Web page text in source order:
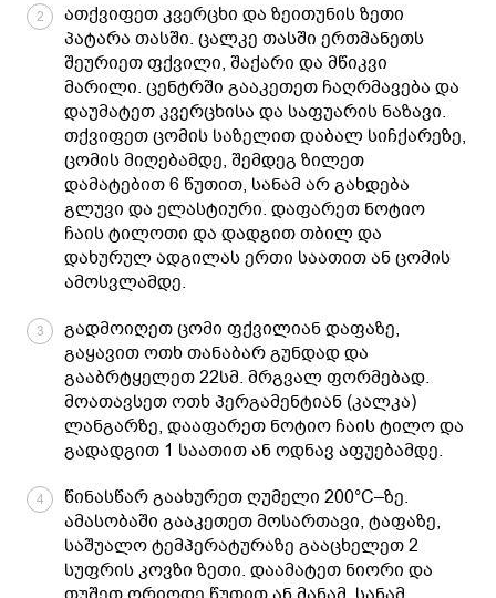
2
ათქვიფეთ კვერცხი და ზეითუნის ზეთი
პატარა თასში. ცალკე თასში ერთმანეთს
შეურიეთ ფქვილი, შაქარი და მწიკვი
მარილი. ცენტრში გააკეთეთ ჩაღრმავება და
დაუმატეთ კვერცხისა და საფუარის ნაზავი.
თქვიფეთ ცომის საზელით დაბალ სიჩქარეზე,
ცომის მიღებამდე, შემდეგ ზილეთ
დამატებით 6 წუთით, სანამ არ გახდება
გლუვი და ელასტიური. დაფარეთ ნოტიო
ჩაის ტილოთი და დადგით თბილ და
დახურულ ადგილას ერთი საათით ან ცომის
ამოსვლამდე.
3
გადმოიღეთ ცომი ფქვილიან დაფაზე,
გაყავით ოთხ თანაბარ გუნდად და
გააბრტყელეთ 22სმ. მრგვალ ფორმებად.
მოათავსეთ ოთხ პერგამენტიან (კალკა)
ლანგარზე, დააფარეთ ნოტიო ჩაის ტილო და
გადადგით 1 საათით ან ოდნავ აფუებამდე.
4
წინასწარ გაახურეთ ღუმელი 200°C–ზე.
ამასობაში გააკეთეთ მოსართავი, ტაფაზე,
საშუალო ტემპერატურაზე გააცხელეთ 2
სუფრის კოვზი ზეთი. დაამატეთ ნიორი და